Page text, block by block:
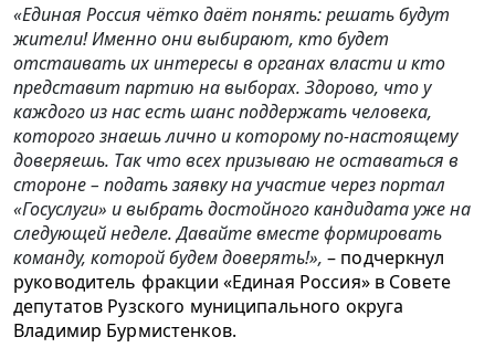
«Единая Россия чётко даёт понять: решать будут
жители! Именно они выбирают, кто будет
отстаивать их интересы в органах власти и кто
представит партию на выборах. Здорово, что у
каждого из нас есть шанс поддержать человека,
которого знаешь лично и которому по‑настоящему
доверяешь. Так что всех призываю не оставаться в
стороне – подать заявку на участие через портал
«Госуслуги» и выбрать достойного кандидата уже на
следующей неделе. Давайте вместе формировать
команду, которой будем доверять!», – подчеркнул
руководитель фракции «Единая Россия» в Совете
депутатов Рузского муниципального округа
Владимир Бурмистенков.